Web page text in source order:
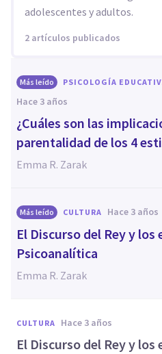
adolescentes y adultos.
2 artículos publicados
Más leído PSICOLOGÍA
hace 3 años
¿Cuáles son las
parentalidad de los 4
Emma R. Zarak
Más leído CULTURA hace 3 años
El Discurso del Rey y
Psicoanalítica
Emma R. Zarak
CULTURA hace 3 años
El Discurso del Rey y